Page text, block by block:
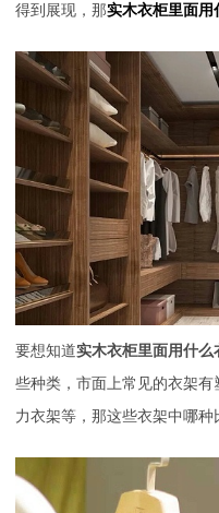
得到展现，那实木衣柜里面用
要想知道实木衣柜里面用什么
些种类，市面上常见的衣架
力衣架等，那这些衣架中哪种